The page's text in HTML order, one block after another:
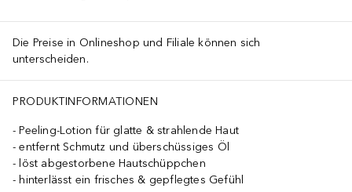
Die Preise in Onlineshop und Filiale können sich
unterscheiden.
PRODUKTINFORMATIONEN
Peeling-Lotion für glatte & strahlende Haut
entfernt Schmutz und überschüssiges Öl
löst abgestorbene Hautschüppchen
hinterlässt ein frisches & gepflegtes Gefühl